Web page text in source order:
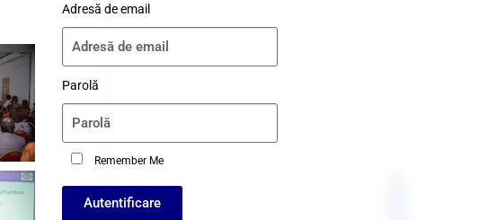
Adresă de email
Parolă
Remember Me
Autentificare